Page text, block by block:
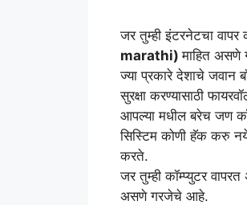
जर तुम्ही इंटरनेटचा
marathi)माहित
ज्या प्रकारे देशाचे जवान
सुरक्षा करण्यासाठी
आपल्या मधील बरेच जण
सिस्टिम कोणी हॅक करु नये
करते.
जर तुम्ही कॉम्प्युटर
असणे गरजेचे आहे.